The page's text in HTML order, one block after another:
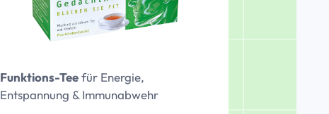
Funktions-Teefür Energie,
Entspannung & Immunabwehr